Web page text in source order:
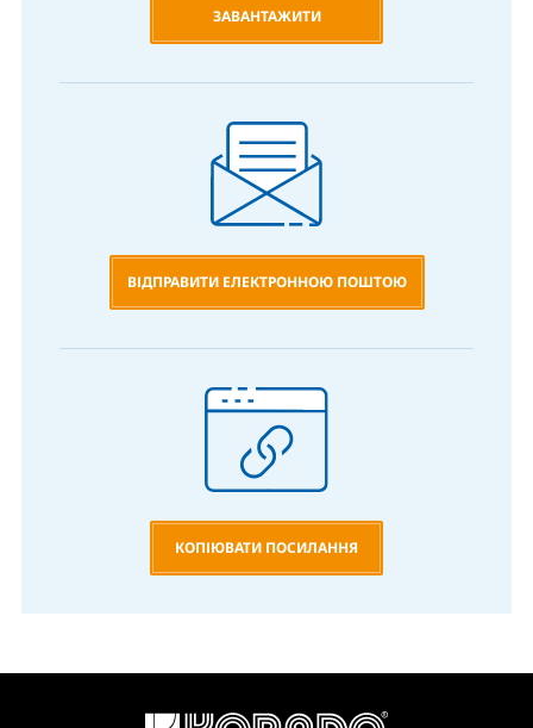
ЗАВАНТАЖИТИ
ВІДПРАВИТИ ЕЛЕКТРОННОЮ ПОШТОЮ
КОПІЮВАТИ ПОСИЛАННЯ